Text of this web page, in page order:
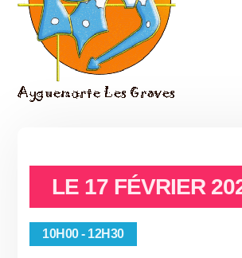
LE 17 FÉVRIER
10H00 - 12H30